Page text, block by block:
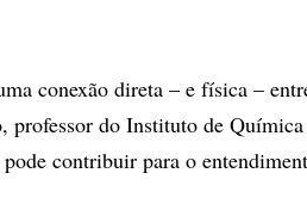
conexão direta – e física –
do Instituto de
contribuir para o